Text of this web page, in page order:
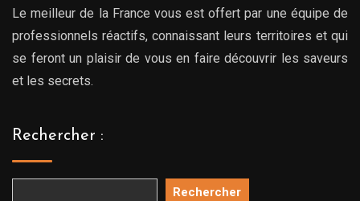
Le meilleur de la France vous est offert par une équipe de
professionnels réactifs, connaissant leurs territoires et qui
se feront un plaisir de vous en faire découvrir les saveurs
et les secrets.
Rechercher :
Rechercher